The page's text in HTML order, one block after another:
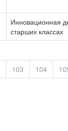
Инновационная
старших классах
103 104